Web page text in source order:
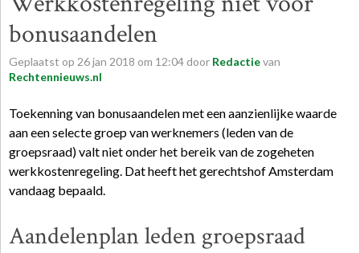
bonusaandelen
Geplaatst op 26jan 2018 om 12:04 door Redactievan
Rechtennieuws.nl
Toekenning van bonusaandelen met een aanzienlijke waarde
aan een selecte groep van werknemers (leden van de
groepsraad) valt niet onder het bereik van de zogeheten
werkkostenregeling. Dat heeft het gerechtshof Amsterdam
vandaag bepaald.
Aandelenplan leden groepsraad